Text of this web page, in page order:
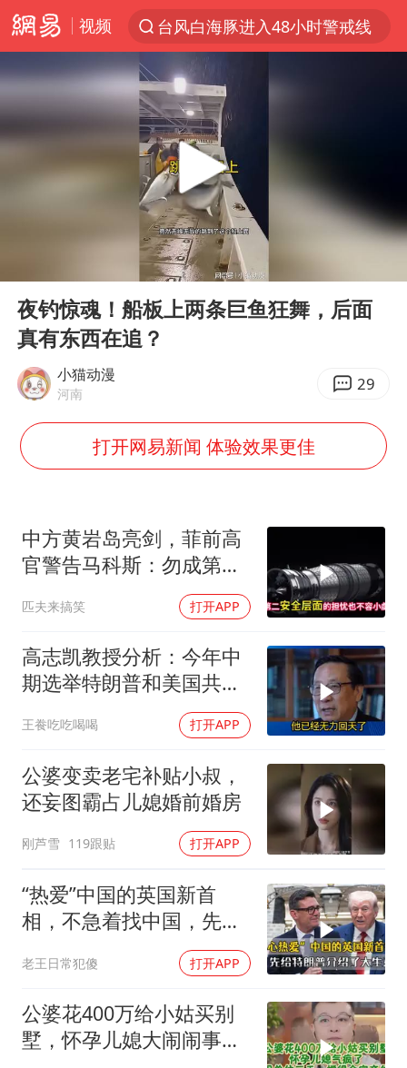
视频
台风白海豚进入48小时警戒线
看守所辅警收受10万获刑1年
宇树科技发行价格150.80元/股
宇树科技王兴兴身家有望超200亿元
CIA被曝已秘密设立古巴工作组
U17国足1分钟轰2球
哪吒汽车南宁工厂设备降价20%拍卖
感觉全东北都在等7号
80后女柜员逆袭成4200亿银行副行长
奋进开新局 实干挑大梁
Play
夜钓惊魂！船板上两条巨鱼狂舞，后面
真有东西在追？
小猫动漫
河南 29
打开网易新闻 体验效果更佳
中方黄岩岛亮剑，菲前高
官警告马科斯：勿成第二
匹夫来搞笑 打开APP
高志凯教授分析：今年中
期选举特朗普和美国共和
王飬吃吃喝喝 打开APP
公婆变卖老宅补贴小叔，
还妄图霸占儿媳婚前婚房
刚芦雪 119跟贴 打开APP
“热爱”中国的英国新首
相，不急着找中国，先给
老王日常犯傻 打开APP
公婆花400万给小姑买别
墅，怀孕儿媳大闹闹事，